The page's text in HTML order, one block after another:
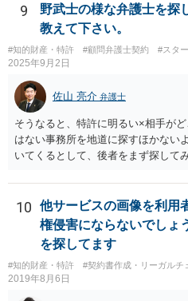
高評価と指示していなくても、全
ーをさせるということになれば、結
事業者が関与していると評価され「
断される余地は残るといえるでしょ
く、自主的なレビューでなければス
るのです。 ※消費者庁のステマ規制
www.caa.go.jp/policies/policy/
ets/
照
9
野武士の様な弁護士を探
教えて下さい。
#知的財産・特許 #顧問弁護士契約 #スタ
2025年9月2日
佐山 亮介 弁護士
そうなると、特許に明るい×相手が
はない事務所を地道に探すほかない
いてくるとして、後者をまず探して
10
他サービスの画像を利用
権侵害にならないでしょ
を探してます
#知的財産・特許 #契約書作成・リーガルチ
2019年8月6日